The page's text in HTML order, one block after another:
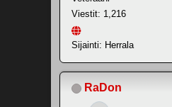
Viestit: 1,216
Sijainti: Herrala
RaDon